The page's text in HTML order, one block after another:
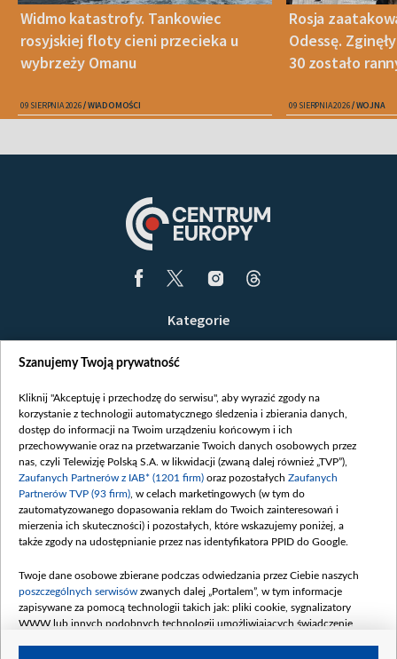
Widmo katastrofy. Tankowiec
rosyjskiej floty cieni przecieka u
wybrzeży Omanu
09 SIERPNIA 2026 WIADOMOŚCI
Rosja
Odessę.
30 zostało
09 SIERPNIA 2026 WOJNA
Kategorie
Opinie
Białoruś / Polska
Czytelnia
Centrum Europy
O nas
Kontakt
Informacje o nadawcy
Serwisy partnerskie
belsat.eu
slava.tv
tvpworld.com
Szanujemy Twoją prywatność
Kliknij "Akceptuję i przechodzę do serwisu", aby wyrazić zgody na
korzystanie z technologii automatycznego śledzenia i zbierania danych,
dostęp do informacji na Twoim urządzeniu końcowym i ich
przechowywanie oraz na przetwarzanie Twoich danych osobowych przez
nas, czyli Telewizję Polską S.A. w likwidacji (zwaną dalej również „TVP”),
Zaufanych Partnerów z IAB* (1201 firm) oraz pozostałych Zaufanych
Partnerów TVP (93 firm) , w celach marketingowych (w tym do
zautomatyzowanego dopasowania reklam do Twoich zainteresowań i
mierzenia ich skuteczności) i pozostałych, które wskazujemy poniżej, a
także zgody na udostępnianie przez nas identyfikatora PPID do Google.
Twoje dane osobowe zbierane podczas odwiedzania przez Ciebie naszych
poszczególnych serwisów zwanych dalej „Portalem”, w tym informacje
zapisywane za pomocą technologii takich jak: pliki cookie, sygnalizatory
WWW lub innych podobnych technologii umożliwiających świadczenie